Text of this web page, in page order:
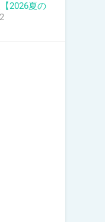
2026夏の